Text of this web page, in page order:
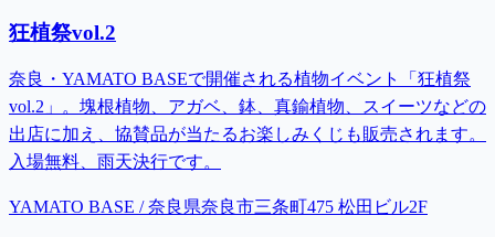
狂植祭vol.2
奈良・YAMATO BASEで開催される植物イベント「狂植祭
vol.2」。塊根植物、アガベ、鉢、真鍮植物、スイーツなどの
出店に加え、協賛品が当たるお楽しみくじも販売されます。
入場無料、雨天決行です。
YAMATO BASE / 奈良県奈良市三条町475 松田ビル2F